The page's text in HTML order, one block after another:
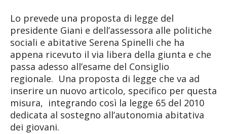
Lo prevede una proposta di legge del
presidente Giani e dell’assessora alle politiche
sociali e abitative Serena Spinelli che ha
appena ricevuto il via libera della giunta e che
passa adesso all’esame del Consiglio
regionale. Una proposta di legge che va ad
inserire un nuovo articolo, specifico per questa
misura, integrando così la legge 65 del 2010
dedicata al sostegno all’autonomia abitativa
dei giovani.